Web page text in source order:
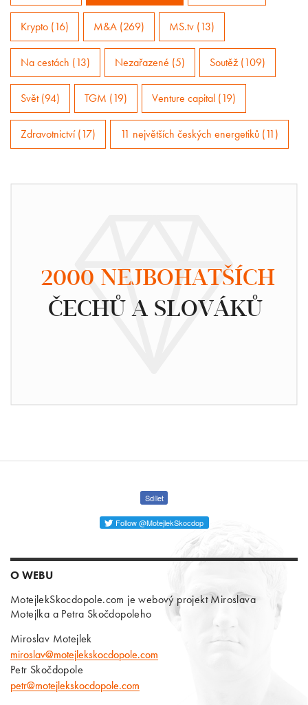
Krypto (16) M&A (269) MS.tv (13)
Na cestách (13) Nezařazené (5) Soutěž (109)
Svět (94) TGM (19) Venture capital (19)
Zdravotnictví (17) 11 největších českých energetiků (11)
2000 NEJBOHATŠÍCH
ČECHŮ A SLOVÁKŮ
Sdílet
Follow @MotejlekSkocdop
O WEBU
MotejlekSkocdopole.com je webový projekt Miroslava
Motejlka a Petra Skočdopoleho
Miroslav Motejlek
miroslav@motejlekskocdopole.com
Petr Skočdopole
petr@motejlekskocdopole.com